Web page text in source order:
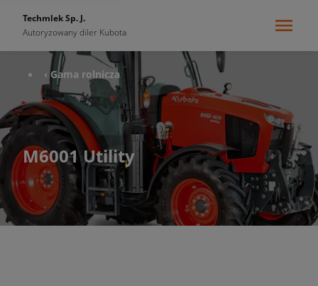
Techmlek Sp. J.
Autoryzowany diler Kubota
‹ Gama rolnicza
M6001 Utility